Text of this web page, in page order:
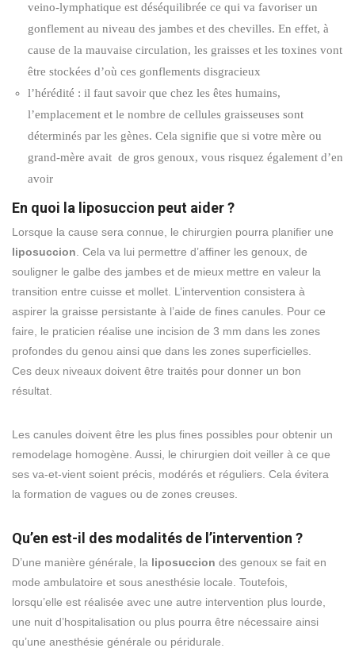
veino-lymphatique est déséquilibrée ce qui va favoriser un
gonflement au niveau des jambes et des chevilles. En effet, à
cause de la mauvaise circulation, les graisses et les toxines vont
être stockées d’où ces gonflements disgracieux
l’hérédité : il faut savoir que chez les êtes humains,
l’emplacement et le nombre de cellules graisseuses sont
déterminés par les gènes. Cela signifie que si votre mère ou
grand-mère avait de gros genoux, vous risquez également d’en
avoir
En quoi la liposuccion peut aider ?
Lorsque la cause sera connue, le chirurgien pourra planifier une
liposuccion. Cela va lui permettre d’affiner les genoux, de
souligner le galbe des jambes et de mieux mettre en valeur la
transition entre cuisse et mollet. L’intervention consistera à
aspirer la graisse persistante à l’aide de fines canules. Pour ce
faire, le praticien réalise une incision de 3 mm dans les zones
profondes du genou ainsi que dans les zones superficielles.
Ces deux niveaux doivent être traités pour donner un bon
résultat.
Les canules doivent être les plus fines possibles pour obtenir un
remodelage homogène. Aussi, le chirurgien doit veiller à ce que
ses va-et-vient soient précis, modérés et réguliers. Cela évitera
la formation de vagues ou de zones creuses.
Qu’en est-il des modalités de l’intervention ?
D’une manière générale, la liposuccion des genoux se fait en
mode ambulatoire et sous anesthésie locale. Toutefois,
lorsqu’elle est réalisée avec une autre intervention plus lourde,
une nuit d’hospitalisation ou plus pourra être nécessaire ainsi
qu’une anesthésie générale ou péridurale.